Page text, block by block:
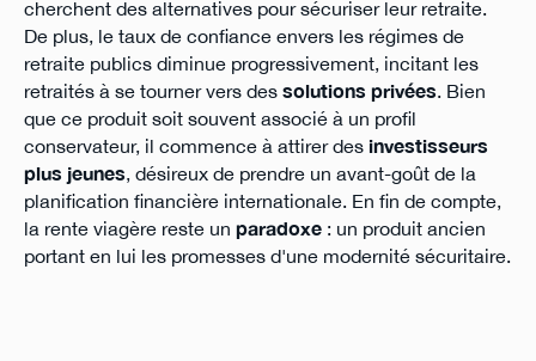
cherchent des alternatives pour sécuriser leur retraite.
De plus, le taux de confiance envers les régimes de
retraite publics diminue progressivement, incitant les
retraités à se tourner vers des solutions privées. Bien
que ce produit soit souvent associé à un profil
conservateur, il commence à attirer des investisseurs
plus jeunes, désireux de prendre un avant-goût de la
planification financière internationale. En fin de compte,
la rente viagère reste un paradoxe: un produit ancien
portant en lui les promesses d'une modernité sécuritaire.